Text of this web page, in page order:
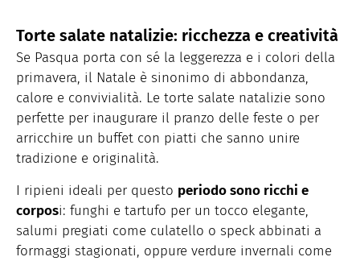
Torte salate natalizie: ricchezza e creatività
Se Pasqua porta con sé la leggerezza e i colori della
primavera, il Natale è sinonimo di abbondanza,
calore e convivialità. Le torte salate natalizie sono
perfette per inaugurare il pranzo delle feste o per
arricchire un buffet con piatti che sanno unire
tradizione e originalità.
I ripieni ideali per questo periodo sono ricchi e
corposi: funghi e tartufo per un tocco elegante,
salumi pregiati come culatello o speck abbinati a
formaggi stagionati, oppure verdure invernali come